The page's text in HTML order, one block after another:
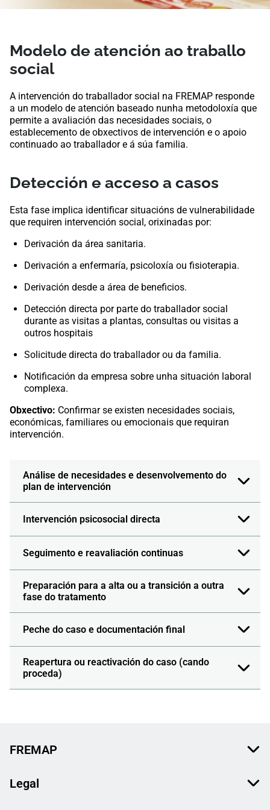
Modelo de atención ao traballo
social
A intervención do traballador social na FREMAP responde
a un modelo de atención baseado nunha metodoloxía que
permite a avaliación das necesidades sociais, o
establecemento de obxectivos de intervención e o apoio
continuado ao traballador e á súa familia.
Detección e acceso a casos
Esta fase implica identificar situacións de vulnerabilidade
que requiren intervención social, orixinadas por:
Derivación da área sanitaria.
Derivación a enfermaría, psicoloxía ou fisioterapia.
Derivación desde a área de beneficios.
Detección directa por parte do traballador social
durante as visitas a plantas, consultas ou visitas a
outros hospitais
Solicitude directa do traballador ou da familia.
Notificación da empresa sobre unha situación laboral
complexa.
Obxectivo: Confirmar se existen necesidades sociais,
económicas, familiares ou emocionais que requiran
intervención.
Análise de necesidades e desenvolvemento do
plan de intervención
Intervención psicosocial directa
Seguimento e reavaliación continuas
Preparación para a alta ou a transición a outra
fase do tratamento
Peche do caso e documentación final
Reapertura ou reactivación do caso (cando
proceda)
FREMAP
Legal